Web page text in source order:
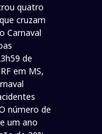
quatro
cruzam
Carnaval
de
em MS,
número de
um ano